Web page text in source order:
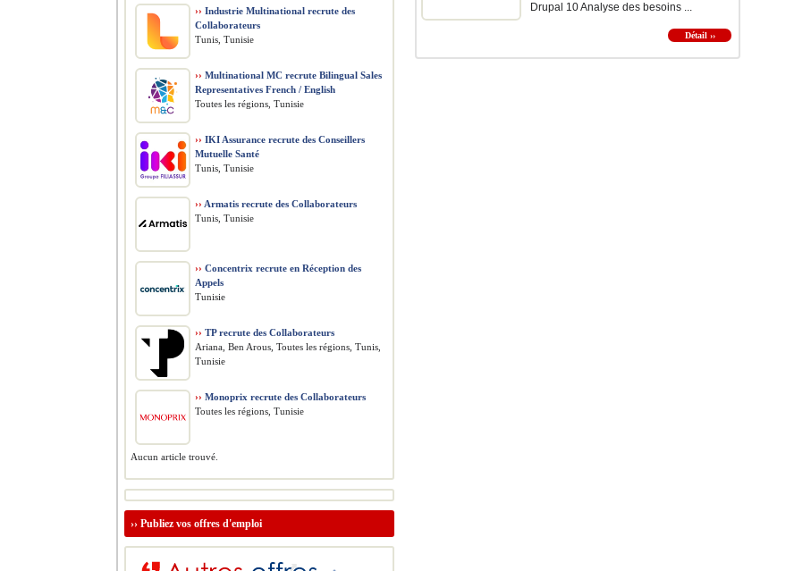
Drupal 10 Analyse des besoins ...
Détail ››
›› Industrie Multinational recrute des
Collaborateurs
Tunis, Tunisie
›› Multinational MC recrute Bilingual Sales
Representatives French / English
Toutes les régions, Tunisie
›› IKI Assurance recrute des Conseillers
Mutuelle Santé
Tunis, Tunisie
›› Armatis recrute des Collaborateurs
Tunis, Tunisie
›› Concentrix recrute en Réception des
Appels
Tunisie
›› TP recrute des Collaborateurs
Ariana, Ben Arous, Toutes les régions, Tunis,
Tunisie
›› Monoprix recrute des Collaborateurs
Toutes les régions, Tunisie
Aucun article trouvé.
›› Publiez vos offres d'emploi